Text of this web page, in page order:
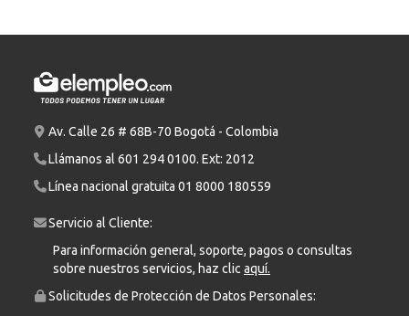
Av. Calle 26 # 68B-70 Bogotá - Colombia
Llámanos al 601 294 0100. Ext: 2012
Línea nacional gratuita 01 8000 180559
Servicio al Cliente:
Para información general, soporte, pagos o consultas
sobre nuestros servicios, haz clicaquí.
Solicitudes de Protección de Datos Personales: